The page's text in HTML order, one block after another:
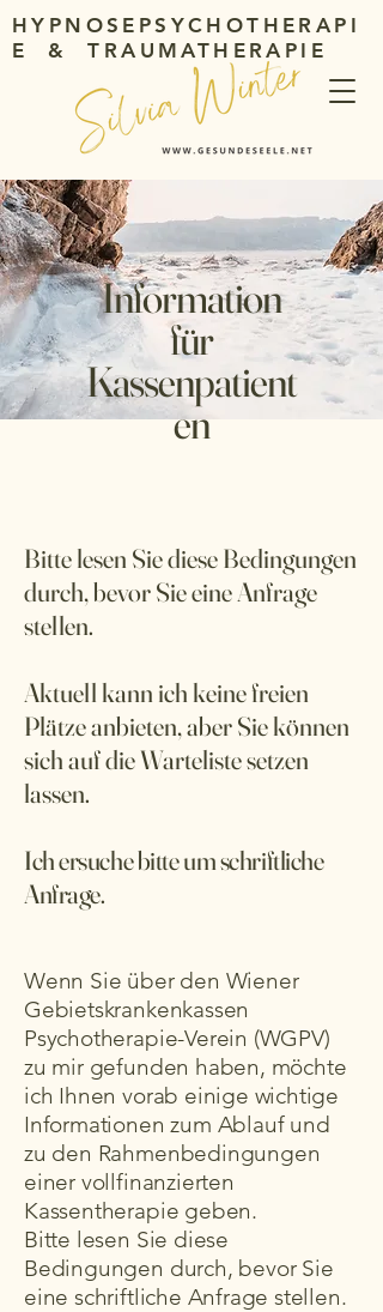
HYPNOSEPSYCHOTHERAPI
E & TRAUMATHERAPIE
Information
für
Kassenpatient
en
Bitte lesen Sie diese Bedingungen
durch, bevor Sie eine Anfrage
stellen.
Aktuell kann ich keine freien
Plätze anbieten, aber Sie können
sich auf die Warteliste setzen
lassen.
Ich ersuche bitte um schriftliche
Anfrage.
Wenn Sie über den Wiener
Gebietskrankenkassen
Psychotherapie-Verein (WGPV)
zu mir gefunden haben, möchte
ich Ihnen vorab einige wichtige
Informationen zum Ablauf und
zu den Rahmenbedingungen
einer vollfinanzierten
Kassentherapie geben.
Bitte lesen Sie diese
Bedingungen durch, bevor Sie
eine schriftliche Anfrage stellen.